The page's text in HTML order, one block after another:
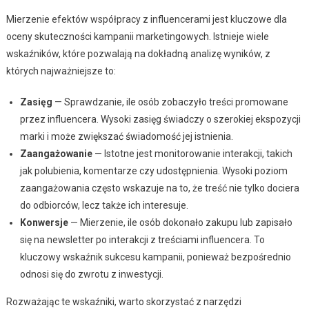
Mierzenie efektów współpracy z influencerami jest kluczowe dla
oceny skuteczności kampanii marketingowych. Istnieje wiele
wskaźników, które pozwalają na dokładną analizę wyników, z
których najważniejsze to:
Zasięg — Sprawdzanie, ile osób zobaczyło treści promowane
przez influencera. Wysoki zasięg świadczy o szerokiej ekspozycji
marki i może zwiększać świadomość jej istnienia.
Zaangażowanie— Istotne jest monitorowanie interakcji, takich
jak polubienia, komentarze czy udostępnienia. Wysoki poziom
zaangażowania często wskazuje na to, że treść nie tylko dociera
do odbiorców, lecz także ich interesuje.
Konwersje— Mierzenie, ile osób dokonało zakupu lub zapisało
się na newsletter po interakcji z treściami influencera. To
kluczowy wskaźnik sukcesu kampanii, ponieważ bezpośrednio
odnosi się do zwrotu z inwestycji.
Rozważając te wskaźniki, warto skorzystać z narzędzi